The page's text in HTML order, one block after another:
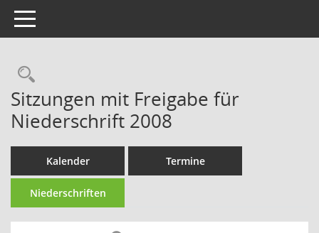
Toggle navigation
Rechercheauswahl
Sitzungen mit Freigabe für
Niederschrift 2008
Kalender Termine
Niederschriften